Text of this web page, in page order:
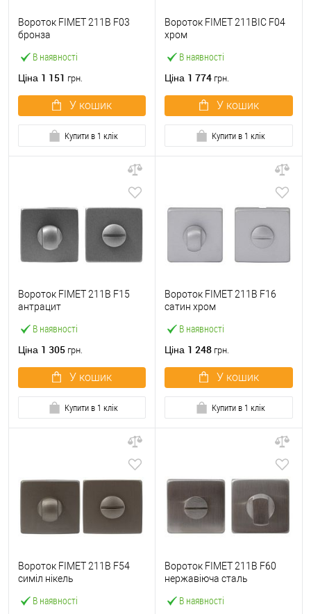
В наявності
Вороток FIMET 211B F03
бронза
Ціна 1 151 грн.
У кошик
Купити в 1 клік
В наявності
Вороток FIMET 211BIC F04
хром
Ціна 1 774 грн.
У кошик
Купити в 1 клік
В наявності
Вороток FIMET 211В F15
антрацит
Ціна 1 305 грн.
У кошик
Купити в 1 клік
В наявності
Вороток FIMET 211В F16
сатин хром
Ціна 1 248 грн.
У кошик
Купити в 1 клік
В наявності
Вороток FIMET 211В F54
симіл нікель
В наявності
Вороток FIMET 211В F60
нержавіюча сталь